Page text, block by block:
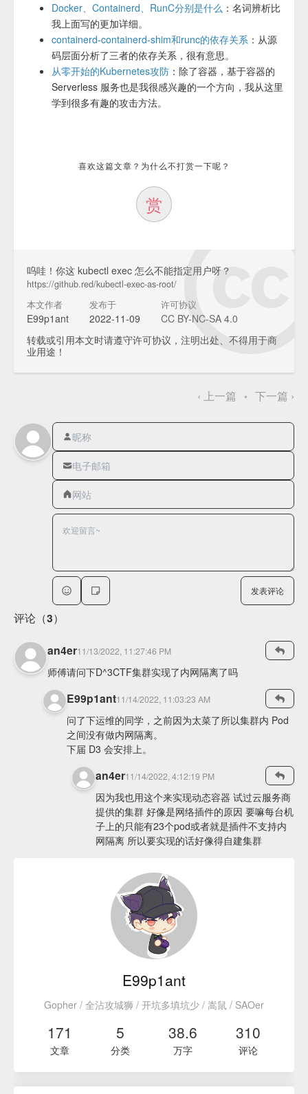
Docker、Containerd、RunC分别是什么 ：名词辨析比
我上面写的更加详细。
containerd-containerd-shim和runc的依存关系 ：从源
码层面分析了三者的依存关系，很有意思。
从零开始的Kubernetes攻防 ：除了容器，基于容器的
Serverless 服务也是我很感兴趣的一个方向，我从这里
学到很多有趣的攻击方法。
喜欢这篇文章？为什么不打赏一下呢？
赏
呜哇！你这 kubectl exec 怎么不能指定用户呀？
https://github.red/kubectl-exec-as-root/
本文作者
E99p1ant
发布于
2022-11-09
许可协议
CC BY-NC-SA 4.0
转载或引用本文时请遵守许可协议，注明出处、不得用于商
业用途！
‹ 上一篇 • 下一篇 ›
发表评论
评论（3）
an4er11/13/2022, 11:27:46 PM
师傅请问下D^3CTF集群实现了内网隔离了吗
E99p1ant11/14/2022, 11:03:23 AM
问了下运维的同学，之前因为太菜了所以集群内 Pod
之间没有做内网隔离。
下届 D3 会安排上。
an4er11/14/2022, 4:12:19 PM
因为我也用这个来实现动态容器 试过云服务商
提供的集群 好像是网络插件的原因 要嘛每台机
子上的只能有23个pod或者就是插件不支持内
网隔离 所以要实现的话好像得自建集群
E99p1ant
Gopher / 全沾攻城狮 / 开坑多填坑少 / 嵩鼠 / SAOer
171
文章
5
分类
38.6
万字
310
评论